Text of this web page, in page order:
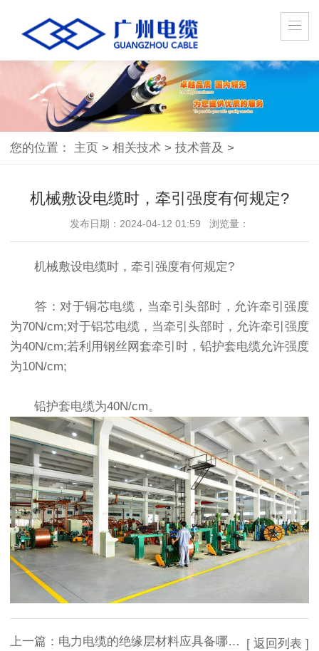
您的位置： 主页 > 相关技术 > 技术普及 >
机械敷设电缆时，牵引强度有何规定?
发布日期：2024-04-12 01:59 浏览量：
机械敷设电缆时，牵引强度有何规定?
答：对于铜芯电缆，当牵引头部时，允许牵引强度
为70N/cm;对于铝芯电缆，当牵引头部时，允许牵引强度
为40N/cm;若利用钢丝网套牵引时，铅护套电缆允许强度
为10N/cm;
铅护套电缆为40N/cm。
上一篇： 电力电缆的绝缘层材料应具备哪些主要性能? [ 返回列表 ]